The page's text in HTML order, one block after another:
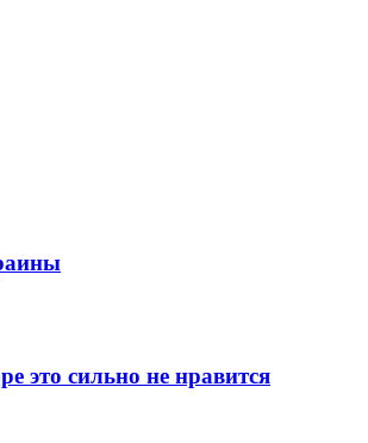
это сильно не нравится